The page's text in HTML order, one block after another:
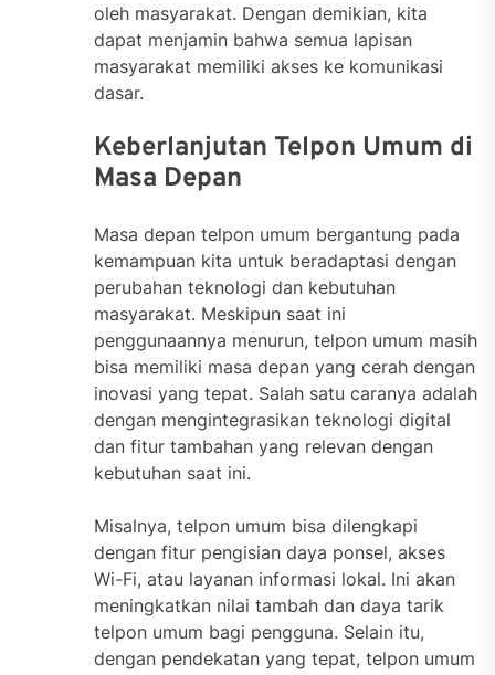
oleh masyarakat. Dengan demikian, kita
dapat menjamin bahwa semua lapisan
masyarakat memiliki akses ke komunikasi
dasar.
Keberlanjutan Telpon Umum di
Masa Depan
Masa depan telpon umum bergantung pada
kemampuan kita untuk beradaptasi dengan
perubahan teknologi dan kebutuhan
masyarakat. Meskipun saat ini
penggunaannya menurun, telpon umum masih
bisa memiliki masa depan yang cerah dengan
inovasi yang tepat. Salah satu caranya adalah
dengan mengintegrasikan teknologi digital
dan fitur tambahan yang relevan dengan
kebutuhan saat ini.
Misalnya, telpon umum bisa dilengkapi
dengan fitur pengisian daya ponsel, akses
Wi-Fi, atau layanan informasi lokal. Ini akan
meningkatkan nilai tambah dan daya tarik
telpon umum bagi pengguna. Selain itu,
dengan pendekatan yang tepat, telpon umum